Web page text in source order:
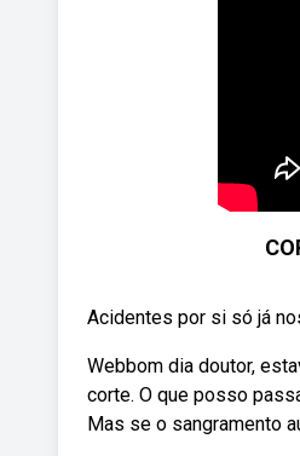
Acidentes por si só já
Webbom dia doutor,
corte. O que posso
Mas se o sangramento